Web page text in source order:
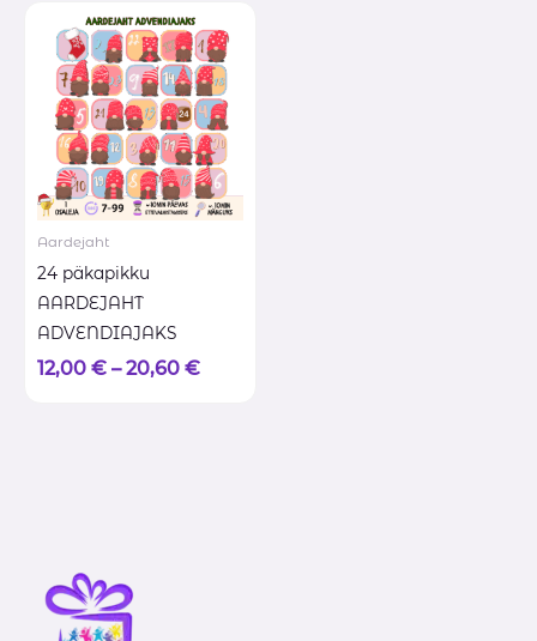
Aardejaht
24 päkapikku
AARDEJAHT
ADVENDIAJAKS
12,00 € – 20,60 €
12,00 €
kuni
20,60 €